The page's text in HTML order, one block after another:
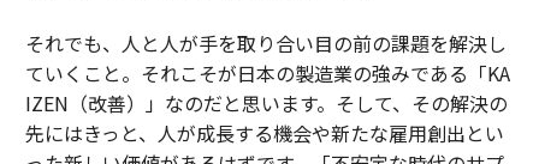
それでも、人と人が手を取り合い目の前の課題を解決し
ていくこと。それこそが日本の製造業の強みである「KA
IZEN（改善）」なのだと思います。そして、その解決の
先にはきっと、人が成長する機会や新たな雇用創出とい